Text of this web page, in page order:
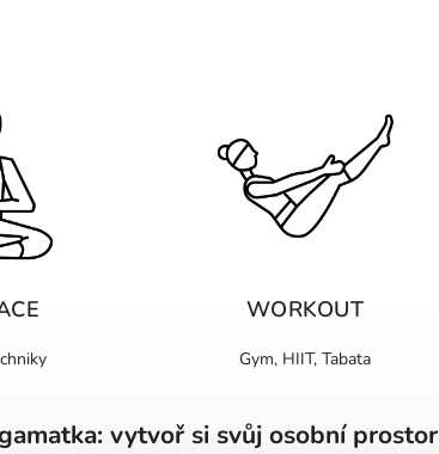
WORKOUT
Gym, HIIT, Tabata
vytvoř si svůj osobní prostor